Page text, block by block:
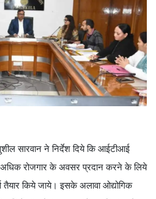
सारवान ने निर्देश दिये कि आईटीआई
अधिक रोजगार के अवसर प्रदान करने के लिये
तैयार किये जाये। इसके अलावा ओद्योगिक